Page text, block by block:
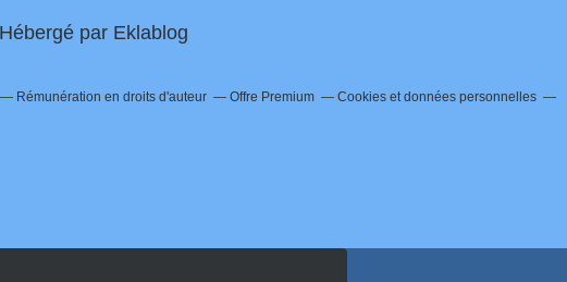
par Eklablog
Rémunération en droits d'auteur Offre Premium
Cookies et données personnelles